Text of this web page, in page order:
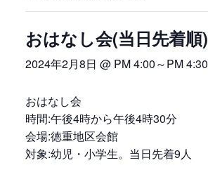
おはなし会(当日先着順)
2024年2月8日 @ PM 4:00～PM 4:30
おはなし会
時間:午後4時から午後4時30分
会場:徳重地区会館
対象:幼児・小学生。当日先着9人